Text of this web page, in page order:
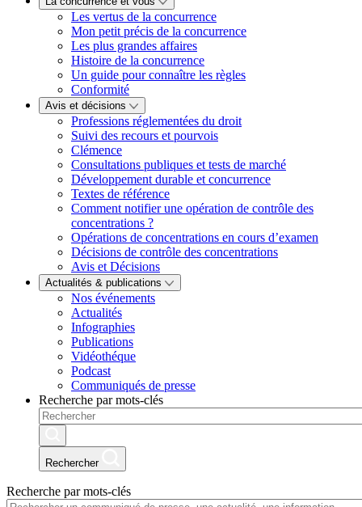
Les vertus de la concurrence
Mon petit précis de la concurrence
Les plus grandes affaires
Histoire de la concurrence
Un guide pour connaître les règles
Conformité
Avis et décisions
Professions réglementées du droit
Suivi des recours et pourvois
Clémence
Consultations publiques et tests de marché
Développement durable et concurrence
Textes de référence
Comment notifier une opération de contrôle des
concentrations ?
Opérations de concentrations en cours d’examen
Décisions de contrôle des concentrations
Avis et Décisions
Actualités & publications
Nos événements
Actualités
Infographies
Publications
Vidéothéque
Podcast
Communiqués de presse
Recherche par mots-clés
Rechercher
Recherche par mots-clés